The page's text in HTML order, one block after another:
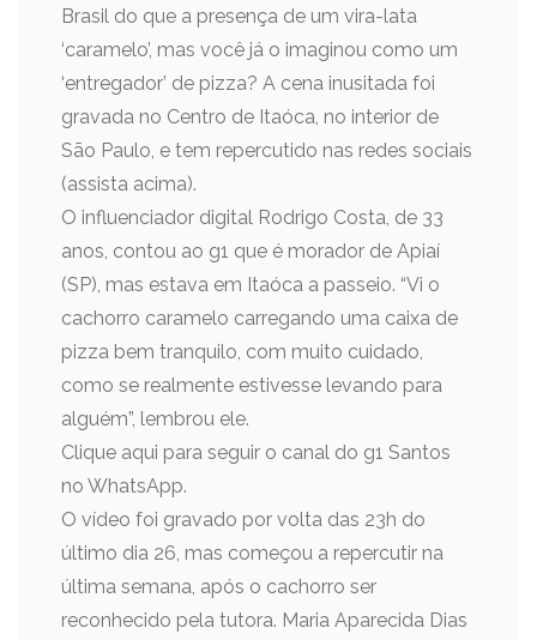
Brasil do que a presença de um vira-lata
‘caramelo’, mas você já o imaginou como um
‘entregador’ de pizza? A cena inusitada foi
gravada no Centro de Itaóca, no interior de
São Paulo, e tem repercutido nas redes sociais
(assista acima).
O influenciador digital Rodrigo Costa, de 33
anos, contou ao g1 que é morador de Apiaí
(SP), mas estava em Itaóca a passeio. “Vi o
cachorro caramelo carregando uma caixa de
pizza bem tranquilo, com muito cuidado,
como se realmente estivesse levando para
alguém”, lembrou ele.
Clique aqui para seguir o canal do g1 Santos
no WhatsApp.
O vídeo foi gravado por volta das 23h do
último dia 26, mas começou a repercutir na
última semana, após o cachorro ser
reconhecido pela tutora. Maria Aparecida Dias